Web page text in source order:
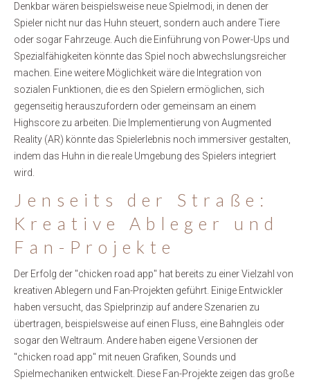
Denkbar wären beispielsweise neue Spielmodi, in denen der
Spieler nicht nur das Huhn steuert, sondern auch andere Tiere
oder sogar Fahrzeuge. Auch die Einführung von Power-Ups und
Spezialfähigkeiten könnte das Spiel noch abwechslungsreicher
machen. Eine weitere Möglichkeit wäre die Integration von
sozialen Funktionen, die es den Spielern ermöglichen, sich
gegenseitig herauszufordern oder gemeinsam an einem
Highscore zu arbeiten. Die Implementierung von Augmented
Reality (AR) könnte das Spielerlebnis noch immersiver gestalten,
indem das Huhn in die reale Umgebung des Spielers integriert
wird.
Jenseits der Straße:
Kreative Ableger und
Fan-Projekte
Der Erfolg der "chicken road app" hat bereits zu einer Vielzahl von
kreativen Ablegern und Fan-Projekten geführt. Einige Entwickler
haben versucht, das Spielprinzip auf andere Szenarien zu
übertragen, beispielsweise auf einen Fluss, eine Bahngleis oder
sogar den Weltraum. Andere haben eigene Versionen der
"chicken road app" mit neuen Grafiken, Sounds und
Spielmechaniken entwickelt. Diese Fan-Projekte zeigen das große